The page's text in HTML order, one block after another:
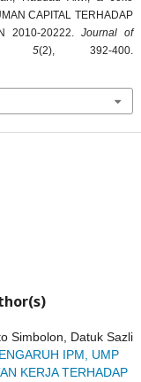
CAPITAL TERHADAP
2010-20222.Journal of
5(2), 392-400.
Simbolon, Datuk Sazli
IPM, UMP
KERJA TERHADAP